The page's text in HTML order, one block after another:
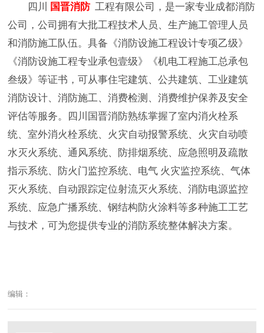
四川 国晋消防 工程有限公司，是一家专业成都消防
公司，公司拥有大批工程技术人员、生产施工管理人员
和消防施工队伍。具备《消防设施工程设计专项乙级》
《消防设施工程专业承包壹级》《机电工程施工总承包
叁级》等证书，可从事住宅建筑、公共建筑、工业建筑
消防设计、消防施工、消费检测、消费维护保养及安全
评估等服务。四川国晋消防熟练掌握了室内消火栓系
统、室外消火栓系统、火灾自动报警系统、火灾自动喷
水灭火系统、通风系统、防排烟系统、应急照明及疏散
指示系统、防火门监控系统、电气 火灾监控系统、气体
灭火系统、自动跟踪定位射流灭火系统、消防电源监控
系统、应急广播系统、钢结构防火涂料等多种施工工艺
与技术，可为您提供专业的消防系统整体解决方案。
编辑：